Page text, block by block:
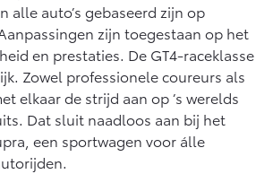
alle auto’s gebaseerd zijn op
zijn toegestaan op het
en prestaties. De GT4-raceklasse
Zowel professionele coureurs als
elkaar de strijd aan op ’s werelds
Dat sluit naadloos aan bij het
een sportwagen voor álle